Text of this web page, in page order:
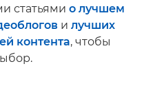
статьями о лучшем
и лучших
контента, чтобы